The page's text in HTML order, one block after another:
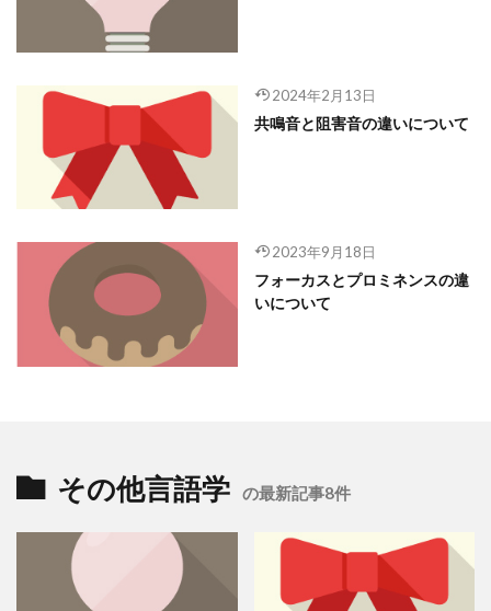
2024年2月13日
共鳴音と阻害音の違いについて
2023年9月18日
フォーカスとプロミネンスの違
いについて
その他言語学 の最新記事8件